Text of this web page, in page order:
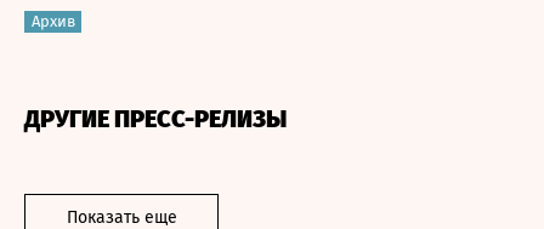
Архив
ДРУГИЕ ПРЕСС-РЕЛИЗЫ
Показать еще